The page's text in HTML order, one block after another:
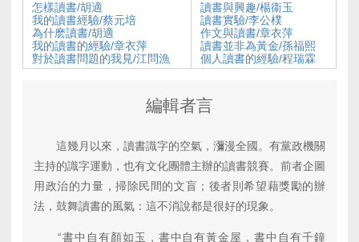
怎樣讀書/胡適
我的讀書經驗/蔡元培
為什麽讀書/胡適
我的讀書的經驗/章衣萍
對於讀書問題的我見/江問漁
讀書與興趣/楊衞玉
讀書實驗/李公樸
作文與讀書/章衣萍
讀書並非為黃金/孫福熙
個人讀書的經驗/程瑞霖
編輯者言
這幾月以來，讀書識字的空氣，瀰漫全國。有黨政機關
主持的識字運動，也有文化團體主辦的讀書競賽。前者企圖
用政治的力量，掃除民間的文盲；後者則希望藉獎勵的辦
法，鼓舞讀書的風氣：這不消說都是很好的現象。
“書中自有顏如玉，書中自有黃金屋，書中自有千鐘